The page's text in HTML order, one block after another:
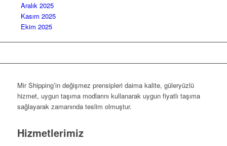
Aralık 2025
Kasım 2025
Ekim 2025
Mir Shipping’in değişmez prensipleri daima kalite, güleryüzlü
hizmet, uygun taşıma modlarını kullanarak uygun fiyatlı taşıma
sağlayarak zamanında teslim olmuştur.
Hizmetlerimiz